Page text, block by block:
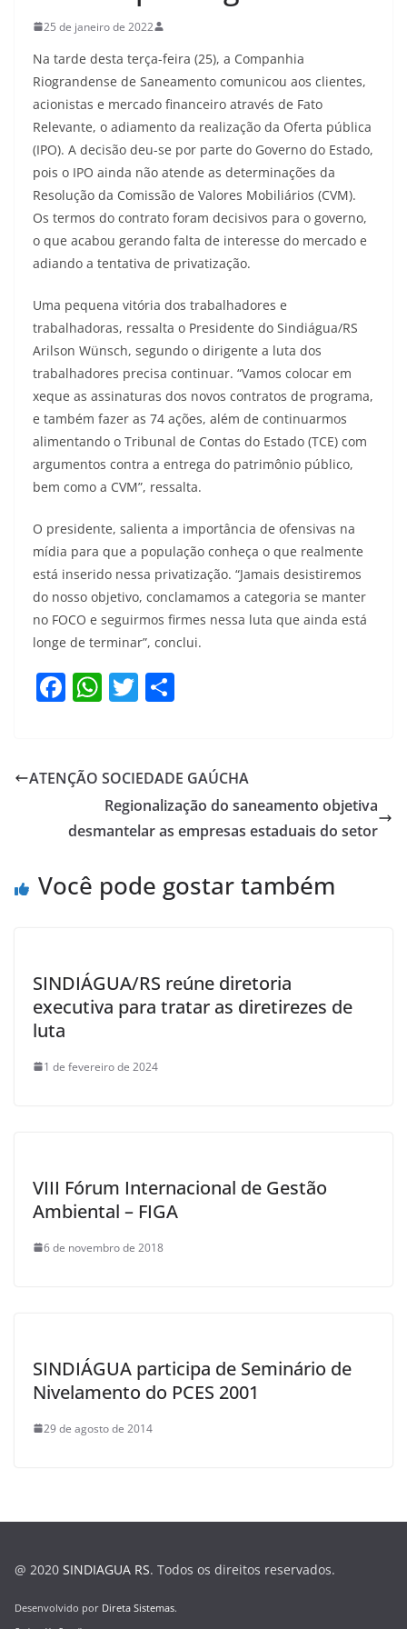
25 de janeiro de 2022
Na tarde desta terça-feira (25), a Companhia
Riograndense de Saneamento comunicou aos clientes,
acionistas e mercado financeiro através de Fato
Relevante, o adiamento da realização da Oferta pública
(IPO). A decisão deu-se por parte do Governo do Estado,
pois o IPO ainda não atende as determinações da
Resolução da Comissão de Valores Mobiliários (CVM).
Os termos do contrato foram decisivos para o governo,
o que acabou gerando falta de interesse do mercado e
adiando a tentativa de privatização.
Uma pequena vitória dos trabalhadores e
trabalhadoras, ressalta o Presidente do Sindiágua/RS
Arilson Wünsch, segundo o dirigente a luta dos
trabalhadores precisa continuar. “Vamos colocar em
xeque as assinaturas dos novos contratos de programa,
e também fazer as 74 ações, além de continuarmos
alimentando o Tribunal de Contas do Estado (TCE) com
argumentos contra a entrega do patrimônio público,
bem como a CVM”, ressalta.
O presidente, salienta a importância de ofensivas na
mídia para que a população conheça o que realmente
está inserido nessa privatização. “Jamais desistiremos
do nosso objetivo, conclamamos a categoria se manter
no FOCO e seguirmos firmes nessa luta que ainda está
longe de terminar”, conclui.
F
e
o
k
W
s
A
p
T
er e
ATENÇÃO SOCIEDADE GAÚCHA
Regionalização do saneamento objetiva
desmantelar as empresas estaduais do setor
Você pode gostar também
SINDIÁGUA/RS reúne diretoria
executiva para tratar as diretirezes de
luta
1 de fevereiro de 2024
VIII Fórum Internacional de Gestão
Ambiental – FIGA
6 de novembro de 2018
SINDIÁGUA participa de Seminário de
Nivelamento do PCES 2001
29 de agosto de 2014
@ 2020 SINDIAGUA RS. Todos os direitos reservados.
Desenvolvido por Direta Sistemas.